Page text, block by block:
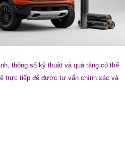
thông số kỹ thuật và quà tặng có thể
trực tiếp để được tư vấn chính xác và